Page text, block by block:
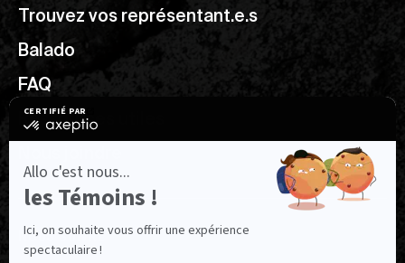
Trouvez vos représentant.e.s
Balado
FAQ
Ressources utiles
NOUS SUIVRE